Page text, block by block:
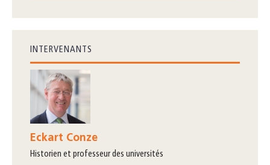
INTERVENANTS
Eckart Conze
historien et professeur des universités